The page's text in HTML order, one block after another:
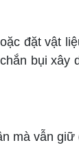
đặt vật
bụi xây
mà vẫn